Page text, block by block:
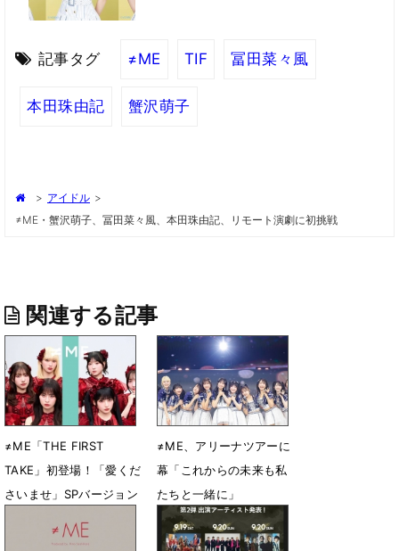
記事タグ ≠ME TIF 冨田菜々風
本田珠由記 蟹沢萌子
> アイドル >
≠ME・蟹沢萌子、冨田菜々風、本田珠由記、リモート演劇に初挑戦
関連する記事
≠ME「THE FIRST
TAKE」初登場！「愛くだ
さいませ」SPバージョン
7月31日 20時47分
≠ME、アリーナツアーに
幕「これからの未来も私
たちと一緒に」
7月19日 19時21分